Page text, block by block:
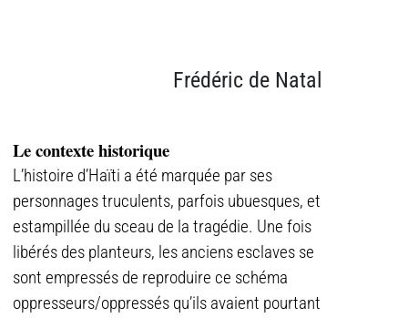
Frédéric de Natal
Le contexte historique
L’histoire d’Haïti a été marquée par ses
personnages truculents, parfois ubuesques, et
estampillée du sceau de la tragédie. Une fois
libérés des planteurs, les anciens esclaves se
sont empressés de reproduire ce schéma
oppresseurs/oppressés qu’ils avaient pourtant